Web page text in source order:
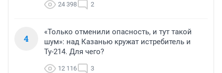
24 398 2
4
«Только отменили опасность, и тут такой
шум»: над Казанью кружат истребитель и
Ту-214. Для чего?
12 116 3